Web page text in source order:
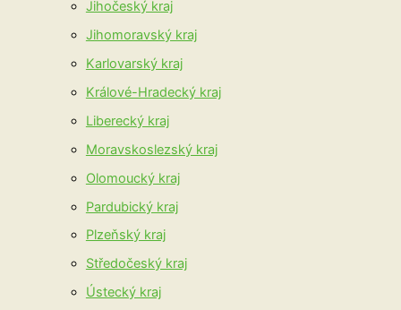
Jihočeský kraj
Jihomoravský kraj
Karlovarský kraj
Králové-Hradecký kraj
Liberecký kraj
Moravskoslezský kraj
Olomoucký kraj
Pardubický kraj
Plzeňský kraj
Středočeský kraj
Ústecký kraj